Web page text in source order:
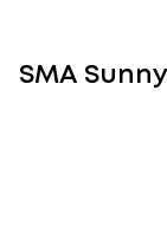
SMA